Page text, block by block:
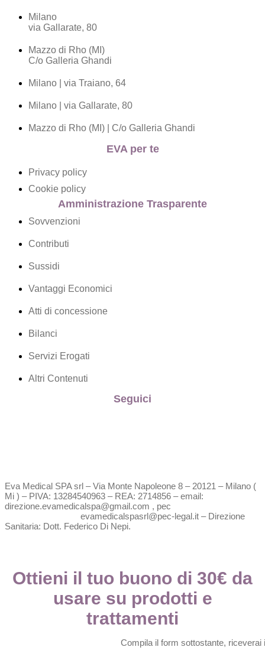
Milano
via Gallarate, 80
Mazzo di Rho (MI)
C/o Galleria Ghandi
Milano | via Traiano, 64
Milano | via Gallarate, 80
Mazzo di Rho (MI) | C/o Galleria Ghandi
EVA per te
Privacy policy
Cookie policy
Amministrazione Trasparente
Sovvenzioni
Contributi
Sussidi
Vantaggi Economici
Atti di concessione
Bilanci
Servizi Erogati
Altri Contenuti
Seguici
Eva Medical SPA srl – Via Monte Napoleone 8 – 20121 – Milano (
Mi ) – PIVA: 13284540963 – REA: 2714856 – email:
direzione.evamedicalspa@gmail.com , pec
evamedicalspasrl@pec-legal.it – Direzione
Sanitaria: Dott. Federico Di Nepi.
Ottieni il tuo buono di 30€ da
usare su prodotti e
trattamenti
Compila il form sottostante,